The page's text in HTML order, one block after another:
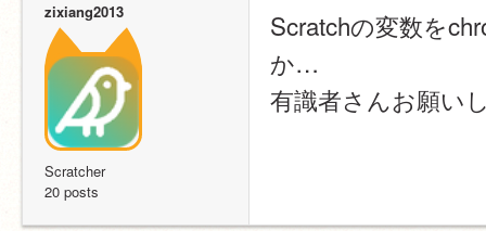
zixiang2013
Scratcher
20 posts
Scratchの変数を
か…
有識者さんお願い